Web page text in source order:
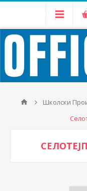
Школски